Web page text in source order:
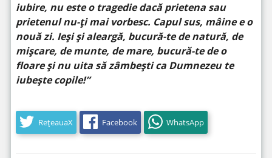
iubire, nu este o tragedie dacă prietena sau
prietenul nu-ți mai vorbesc. Capul sus, mâine e o
nouă zi. Ieși și aleargă, bucură-te de natură, de
mișcare, de munte, de mare, bucură-te de o
floare și nu uita să zâmbești ca Dumnezeu te
iubește copile!”
RețeauaX Facebook WhatsApp